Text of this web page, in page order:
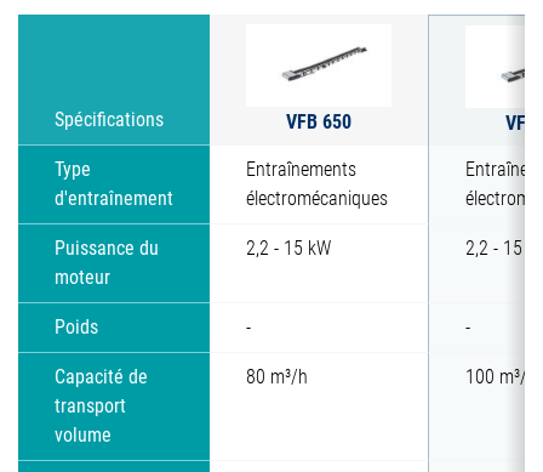
Spécifications VFB 650
Type
d'entraînement
Entraînements
électromécaniques
Puissance du
moteur
2,2 - 15 kW 2,2 - 15
Poids - -
Capacité de
transport
volume
80 m³/h 100 m³/h